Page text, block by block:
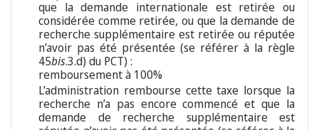
que la demande internationale est retirée ou
considérée comme retirée, ou que la demande de
recherche supplémentaire est retirée ou réputée
n’avoir pas été présentée (se référer à la règle
45bis.3.d) du PCT) :
remboursement à 100%
L’administration rembourse cette taxe lorsque la
recherche n’a pas encore commencé et que la
demande de recherche supplémentaire est